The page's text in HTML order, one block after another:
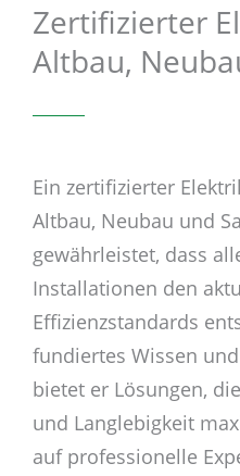
Zertifizierter
Altbau,
Ein zertifizierter
Altbau, Neubau und
gewährleistet, dass
Installationen den
Effizienzstandards
fundiertes Wissen
bietet er Lösungen,
und Langlebigkeit
auf professionelle